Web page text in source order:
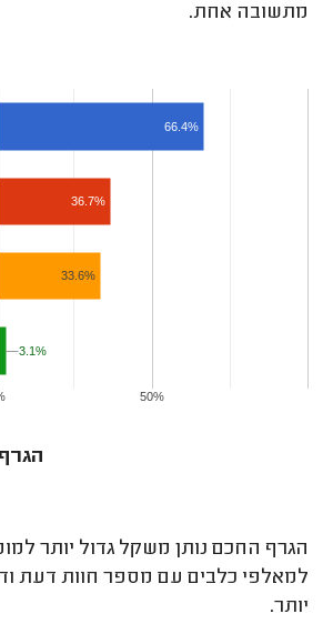
מתשובה אחת.
50%
66.4%
36.7%
33.6%
3.1%
3.1%
הגרף החכם נותן משקל גדול יותר
למאלפי כלבים עם מספר חוות דעת
יותר.